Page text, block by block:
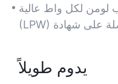
الكبيرة.
لكل واط عالية
(LPW) وحاصلة على شهادة DLC لضمان أقصى قدر
يدوم طويلاً